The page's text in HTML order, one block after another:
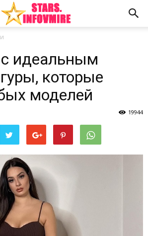
идеальным
которые
моделей
19944